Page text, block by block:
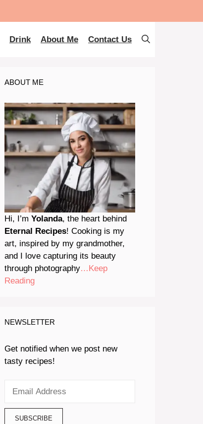
Drink About Me Contact Us
ABOUT ME
Hi, I’m Yolanda, the heart behind
Eternal Recipes! Cooking is my
art, inspired by my grandmother,
and I love capturing its beauty
through photography…Keep
Reading
NEWSLETTER
Get notified when we post new
tasty recipes!